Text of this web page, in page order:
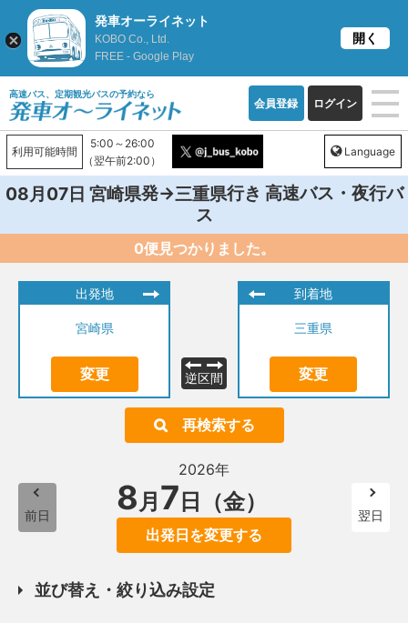
高速バス、定期観光バスの予約なら
会員登録 ログイン
利用可能時間
5:00～26:00
（翌午前2:00）
Language
08月07日 宮崎県発→三重県行き 高速バス・夜行バ
ス
0便見つかりました。
出発地
宮崎県
変更 逆区間
到着地
三重県
変更
再検索する
前日
2026年
8月 7 日（金）
出発日を変更する
翌日
並び替え・絞り込み設定
発車オーライネット
KOBO Co., Ltd.
FREE - Google Play
開く